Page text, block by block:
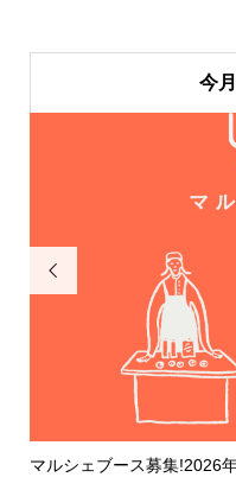
今

マルシェブース募集!2026